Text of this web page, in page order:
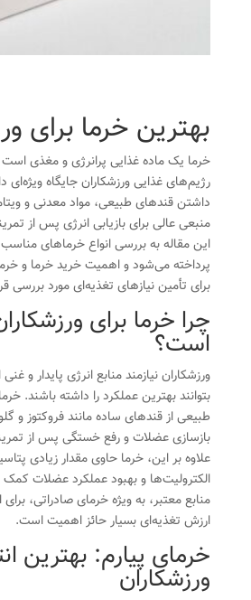
بهترین خرما برای
خرما یک ماده غذایی پرانرژی و مغذی است
رژیم‌های غذایی ورزشکاران جایگاه ویژه‌ای
داشتن قندهای طبیعی، مواد معدنی و
منبعی عالی برای بازیابی انرژی پس از
این مقاله به بررسی انواع خرماهای مناسب
پرداخته می‌شود و اهمیت خرید خرما و
برای تأمین نیازهای تغذیه‌ای مورد بررسی
چرا خرما برای
است؟
ورزشکاران نیازمند منابع انرژی پایدار و
بتوانند بهترین عملکرد را داشته باشند.
طبیعی از قندهای ساده مانند فروکتوز و
بازسازی عضلات و رفع خستگی پس از
علاوه بر این، خرما حاوی مقدار زیادی
الکترولیت‌ها و بهبود عملکرد عضلات کمک
منابع معتبر، به ویژه خرمای صادراتی،
ارزش تغذیه‌ای بسیار حائز اهمیت است.
خرمای پیارم: بهترین
ورزشکاران